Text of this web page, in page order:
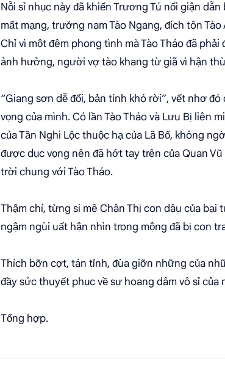
Nỗi sỉ nhục này đã khiến Trương Tú nổi giận
mất mạng, trưởng nam Tào Ngang, đích tôn
Chỉ vì một đêm phong tình mà Tào Tháo đã
ảnh hưởng, người vợ tào khang từ giã vì hận
“Giang sơn dễ đổi, bản tính khó rời”, vết nhơ
vọng của mình. Có lần Tào Tháo và Lưu Bị liên
của Tần Nghi Lộc thuộc hạ của Lã Bố, không
được dục vọng nên đã hớt tay trên của Quan
trời chung với Tào Tháo.
Thậm chí, từng si mê Chân Thị con dâu của
ngậm ngùi uất hận nhìn trong mộng đã bị con
Thích bỡn cợt, tán tỉnh, đùa giỡn những của
đầy sức thuyết phục về sự hoang dâm vô sỉ
Tổng hợp.